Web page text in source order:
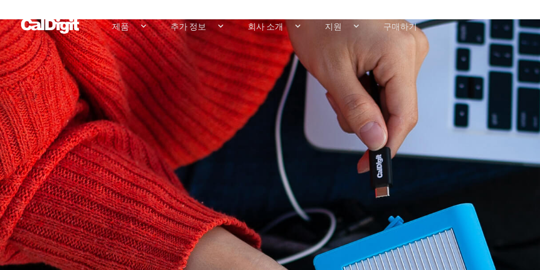
제품 추가 정보 회사 소개 지원 구매하기
Tuff | USB-C | External Hard Drive